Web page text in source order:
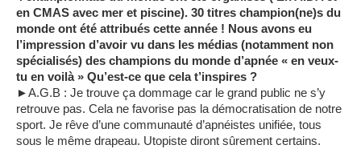
en CMAS avec mer et piscine). 30 titres champion(ne)s du
monde ont été attribués cette année ! Nous avons eu
l’impression d’avoir vu dans les médias (notamment non
spécialisés) des champions du monde d’apnée « en veux-
tu en voilà » Qu’est-ce que cela t’inspires ?
►A.G.B : Je trouve ça dommage car le grand public ne s’y
retrouve pas. Cela ne favorise pas la démocratisation de notre
sport. Je rêve d’une communauté d’apnéistes unifiée, tous
sous le même drapeau. Utopiste diront sûrement certains.